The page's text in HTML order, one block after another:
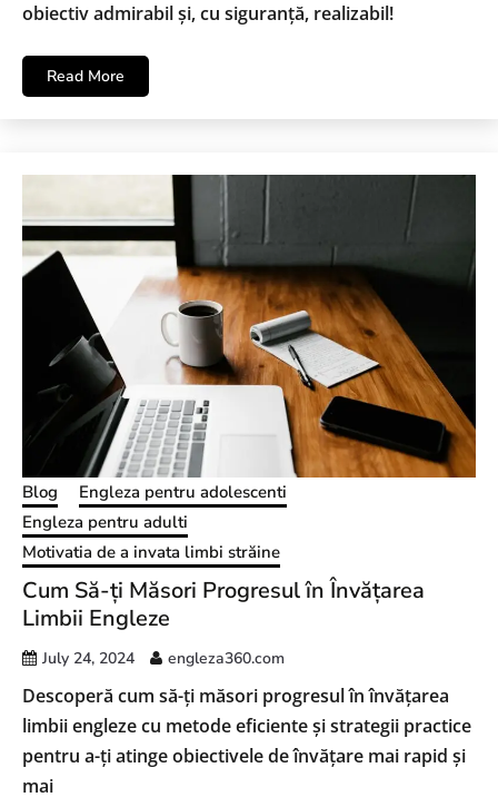
obiectiv admirabil și, cu siguranță, realizabil!
Read More
Blog
Engleza pentru adolescenti
Engleza pentru adulti
Motivatia de a invata limbi străine
Cum Să-ți Măsori Progresul în Învățarea
Limbii Engleze
July 24, 2024 engleza360.com
Descoperă cum să-ți măsori progresul în învățarea
limbii engleze cu metode eficiente și strategii practice
pentru a-ți atinge obiectivele de învățare mai rapid și
mai